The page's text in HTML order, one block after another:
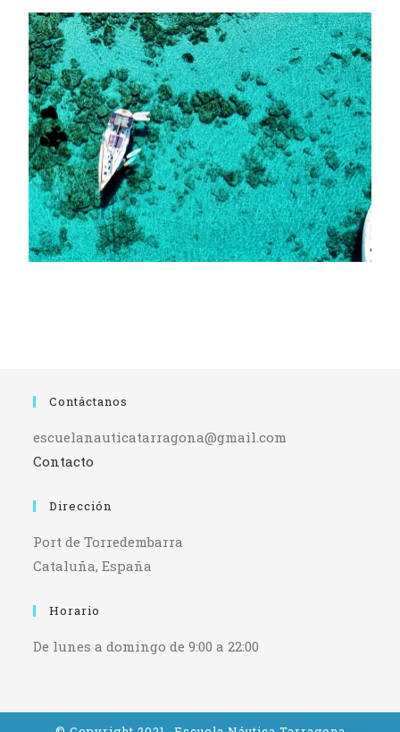
Contáctanos
escuelanauticatarragona@gmail.com
Contacto
Dirección
Port de Torredembarra
Cataluña, España
Horario
De lunes a domingo de 9:00 a 22:00